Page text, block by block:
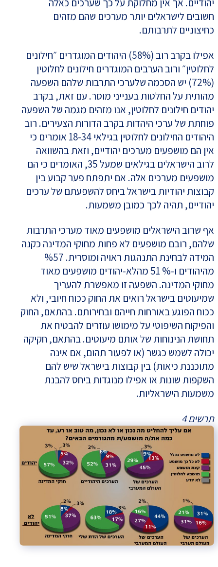
יהודיים. אך אין מחלוקת על כך שערכים כאלה
חשובים לישראלים יותר מערכים שהם מזהים
כחיצוניים לתרבותם.
אפילו בקרב רוב (58%) היהודים המוגדרים ״חילונים
לחלוטין״ ורוב הערבים המוגדרים חילונים לחלוטין
(72%) יש הסכמה שלערכי התרבות שלהם השפעה
מהותית על החלטות בענייני מוסר. עם זאת, בקרב
יהודים חילונים לחלוטין, אנו מזהים מגמה של השפעה
פוחתת של ערכי היהדות בקרב הדורות הצעירים. רוב
היהודים החילונים לחלוטין בגילאי 18-34 אומרים כי
אין הם מושפעים מערכים יהודיים, וזאת בהשוואה
לרוב הישראלים בגילאים שמעל 35, האומרים כי הם
מושפעים מערכים אלה. אם יתפתח פער קבוע בין
קבוצות יהודיות בישראל ביחס להשפעתם של ערכים
יהודיים, תהיה לכך כמובן משמעות.
אף שרוב הישראלים מושפעים מאוד מערכי התרבות
שלהם, רובם מושפעים לא פחות מחוקי המדינה כקנה
המידה לבחינת התנהגות ראויה ומוסרית. %57
מהיהודים ו-% 51 מהלא-יהודים מושפעים מאוד
מחוקי המדינה. השפעה זו מאפשרת להעריך
שמיעוטים בישראל רואים את החוק ככוח חיובי, ולא
ככוח הפוגע באורחות חייהם ובחירותם. בהתאם, החוק
והפיקוח השיפוטי על מימושו עוזרים להבטיח את
תחושת הנינוחות של אותם מיעוטים. בהתאם, חקיקה
יכולה לשמש כגשר (או לפעור תהום, אם אינה
מתוכננת כיאות) בין קבוצות בישראל שיש להם
השקפות שונות או אפילו מנוגדות ביחס להבנת
משמעות הישראליות.
תרשים 4